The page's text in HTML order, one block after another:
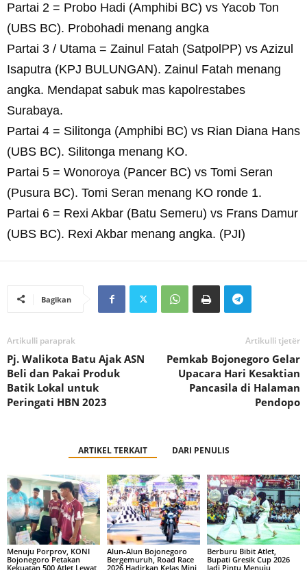
Partai 2 = Probo Hadi (Amphibi BC) vs Yacob Ton
(UBS BC). Probohadi menang angka
Partai 3 / Utama = Zainul Fatah (SatpolPP) vs Azizul
Isaputra (KPJ BULUNGAN). Zainul Fatah menang
angka. Mendapat sabuk mas kapolrestabes
Surabaya.
Partai 4 = Silitonga (Amphibi BC) vs Rian Diana Hans
(UBS BC). Silitonga menang KO.
Partai 5 = Wonoroya (Pancer BC) vs Tomi Seran
(Pusura BC). Tomi Seran menang KO ronde 1.
Partai 6 = Rexi Akbar (Batu Semeru) vs Frans Damur
(UBS BC). Rexi Akbar menang angka. (PJI)
Bagikan
Artikulli paraprak
Pj. Walikota Batu Ajak ASN
Beli dan Pakai Produk
Batik Lokal untuk
Peringati HBN 2023
Artikulli tjetër
Pemkab Bojonegoro Gelar
Upacara Hari Kesaktian
Pancasila di Halaman
Pendopo
ARTIKEL TERKAIT DARI PENULIS
Menuju Porprov, KONI
Bojonegoro Petakan
Kekuatan 500 Atlet Lewat
Alun-Alun Bojonegoro
Bergemuruh, Road Race
2026 Hadirkan Kelas Mini
Berburu Bibit Atlet,
Bupati Gresik Cup 2026
Jadi Pintu Menuju